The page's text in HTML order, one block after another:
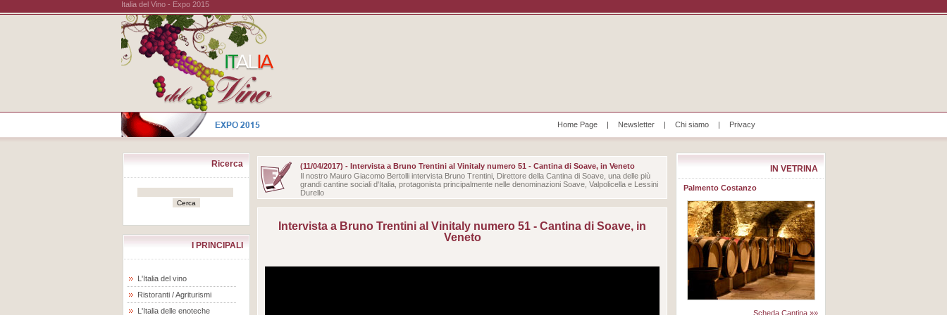
Italia del Vino - Expo 2015
Home Page | Newsletter | Chi siamo | Privacy
Ricerca
I PRINCIPALI
L'Italia del vino
Ristoranti / Agriturismi
L'Italia delle enoteche
(11/04/2017) - Intervista a Bruno Trentini al Vinitaly numero 51 - Cantina di Soave, in Veneto
Il nostro Mauro Giacomo Bertolli intervista Bruno Trentini, Direttore della Cantina di Soave, una delle più
grandi cantine sociali d'Italia, protagonista principalmente nelle denominazioni Soave, Valpolicella e Lessini
Durello
Intervista a Bruno Trentini al Vinitaly numero 51 - Cantina di Soave, in
Veneto
IN VETRINA
Palmento Costanzo
Scheda Cantina »»